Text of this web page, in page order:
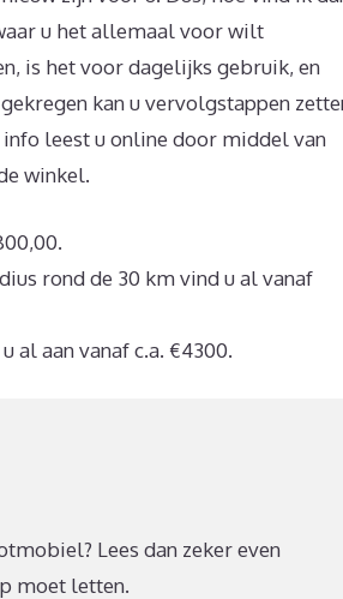
u het allemaal voor wilt
is het voor dagelijks gebruik, en
kan u vervolgstappen
leest u online door middel van
winkel.
rond de 30 km vind u al vanaf
al aan vanaf c.a. €4300.
Lees dan zeker even
moet letten.